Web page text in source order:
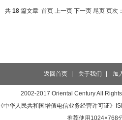
共 18 篇文章 首页 上一页 下一页 尾页 页次
返回首页 关于我们 加
2002-2017 Oriental Century All
《中华人民共和国增值电信业务经营许可证
推荐使用1024×768